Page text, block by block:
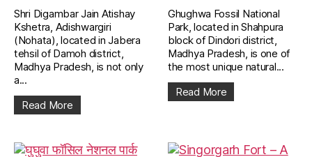
Shri Digambar Jain Atishay
Kshetra, Adishwargiri
(Nohata), located in Jabera
tehsil of Damoh district,
Madhya Pradesh, is not only
a...
Read More
Ghughwa Fossil National
Park, located in Shahpura
block of Dindori district,
Madhya Pradesh, is one of
the most unique natural...
Read More